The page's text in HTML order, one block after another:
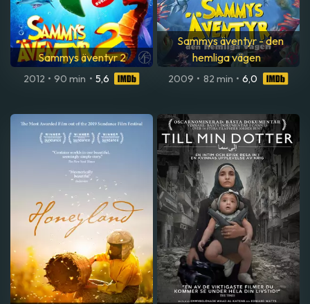
Sammys äventyr 2
2012 • 90 min • 5,6
Sammys äventyr - den
hemliga vägen
2009 • 82 min • 6,0